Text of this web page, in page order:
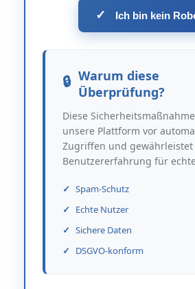
✓ Ich bin kein
Warum diese
Überprüfung?
Diese
unsere Plattform vor
Zugriffen und gewährleistet
Benutzererfahrung für
Spam-Schutz
Echte Nutzer
Sichere Daten
DSGVO-konform